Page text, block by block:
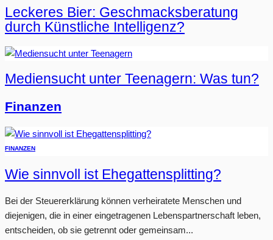
Leckeres Bier: Geschmacksberatung
durch Künstliche Intelligenz?
Mediensucht unter Teenagern: Was tun?
Finanzen
FINANZEN
Wie sinnvoll ist Ehegattensplitting?
Bei der Steuererklärung können verheiratete Menschen und
diejenigen, die in einer eingetragenen Lebenspartnerschaft leben,
entscheiden, ob sie getrennt oder gemeinsam...